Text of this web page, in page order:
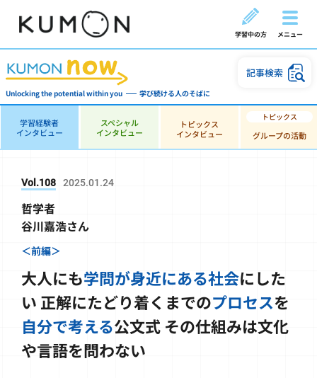
学習中の方 メニュー
Unlocking the potential within you 学び続ける人のそばに
記事検索
学習経験者
インタビュー
スペシャル
インタビュー
トピックス
インタビュー
グループの活動
Vol.108 2025.01.24
哲学者
谷川嘉浩さん
＜前編＞
大人にも学問が身近にある社会にした
い 正解にたどり着くまでのプロセスを
自分で考える公文式 その仕組みは文化
や言語を問わない